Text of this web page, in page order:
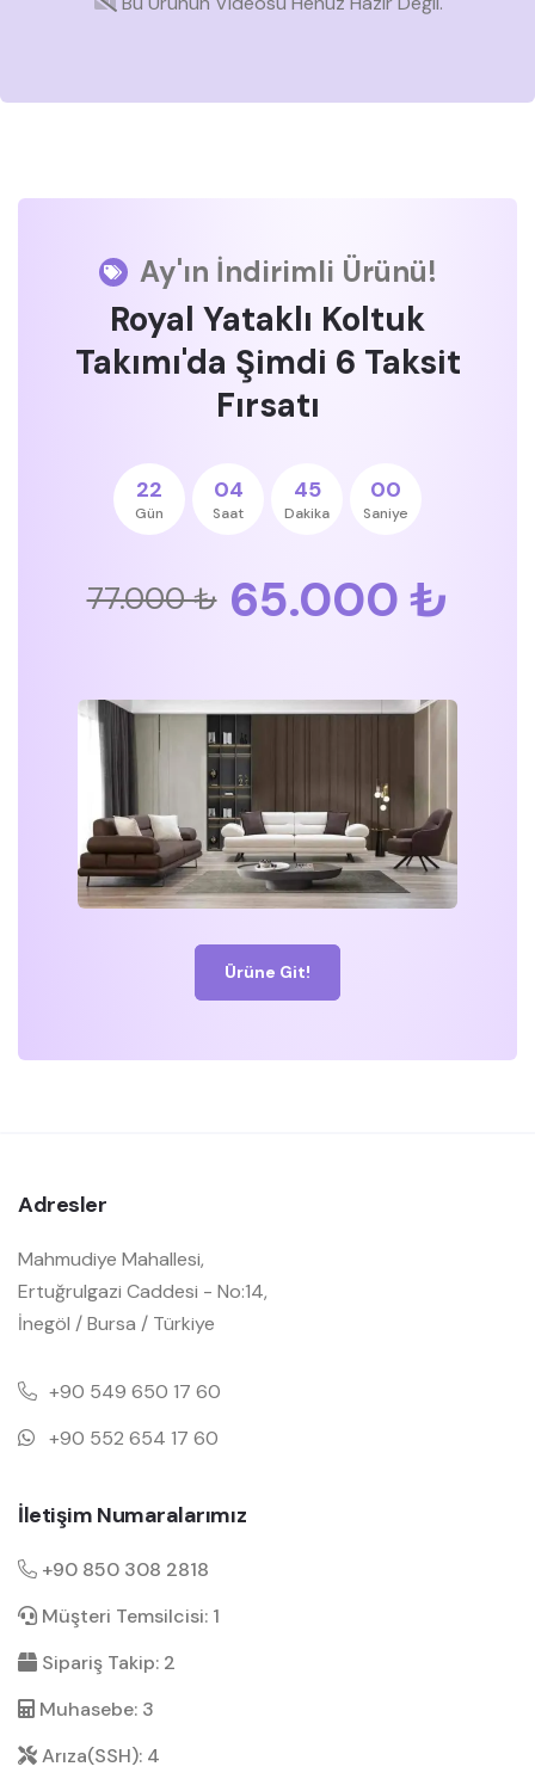
Ay'ın İndirimli Ürünü!
Royal Yataklı Koltuk
Takımı'da Şimdi 6 Taksit
Fırsatı
22
Gün
04
Saat
45
Dakika
00
Saniye
77.000 ₺ 65.000 ₺
Ürüne Git!
Adresler
Mahmudiye Mahallesi,
Ertuğrulgazi Caddesi - No:14,
İnegöl / Bursa / Türkiye
+90 549 650 17 60
+90 552 654 17 60
İletişim Numaralarımız
+90 850 308 2818
Müşteri Temsilcisi: 1
Sipariş Takip: 2
Muhasebe: 3
Arıza(SSH): 4